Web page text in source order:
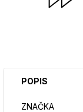
POPIS
ZNAČKA